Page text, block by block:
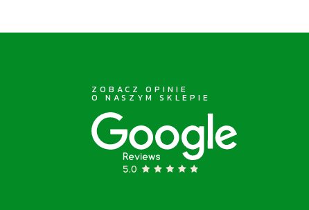
ZOBACZ OPINIE
O NASZYM SKLEPIE